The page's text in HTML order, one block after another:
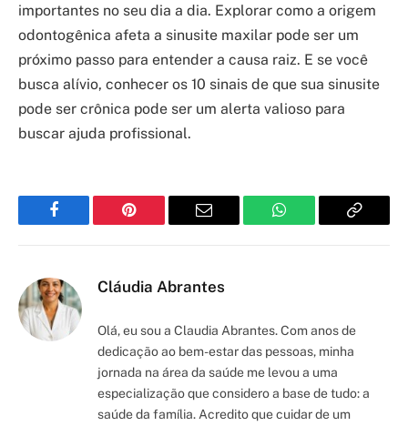
importantes no seu dia a dia. Explorar como a origem
odontogênica afeta a sinusite maxilar pode ser um
próximo passo para entender a causa raiz. E se você
busca alívio, conhecer os 10 sinais de que sua sinusite
pode ser crônica pode ser um alerta valioso para
buscar ajuda profissional.
Facebook Pinterest Email WhatsApp Copy
Cláudia Abrantes
Olá, eu sou a Claudia Abrantes. Com anos de
dedicação ao bem-estar das pessoas, minha
jornada na área da saúde me levou a uma
especialização que considero a base de tudo: a
saúde da família. Acredito que cuidar de um